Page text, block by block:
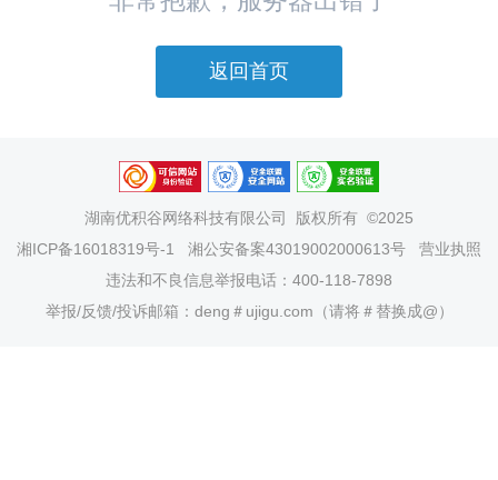
返回首页
湖南优积谷网络科技有限公司
版权所有 ©2025
湘ICP备16018319号-1
湘公安备案43019002000613号
营业执照
违法和不良信息举报电话：400-118-7898
举报/反馈/投诉邮箱：deng＃ujigu.com（请将＃替换成@）